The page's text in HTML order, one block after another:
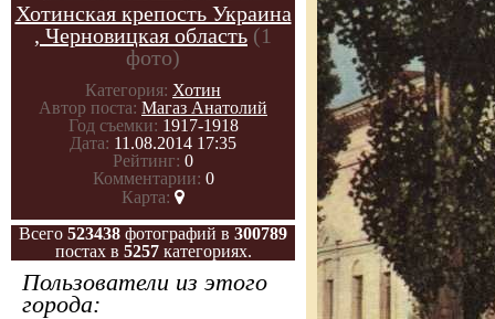
Хотинская крепость Украина
, Черновицкая область (1
фото)
Категория: Хотин
Автор поста: Магаз Анатолий
Год съемки: 1917-1918
Дата: 11.08.2014 17:35
Рейтинг: 0
Комментарии: 0
Карта:
Всего 523438 фотографий в 300789
постах в 5257категориях.
Пользователи из этого
города: